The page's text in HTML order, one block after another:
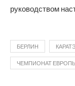
руководством
БЕРЛИН
ЧЕМПИОНАТ